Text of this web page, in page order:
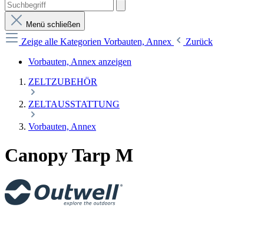
Menü schließen
Zeige alle Kategorien Vorbauten, Annex
Zurück
Vorbauten, Annex anzeigen
ZELTZUBEHÖR
ZELTAUSSTATTUNG
Vorbauten, Annex
Canopy Tarp M